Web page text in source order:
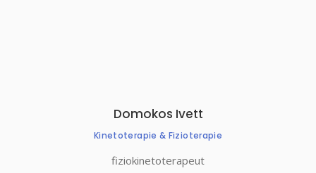
Domokos Ivett
Kinetoterapie & Fizioterapie
fiziokinetoterapeut